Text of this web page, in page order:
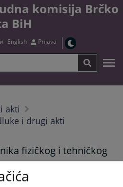
komisija Brčko
BiH
English Prijava
akti
i drugi akti
fizičkog i tehničkog